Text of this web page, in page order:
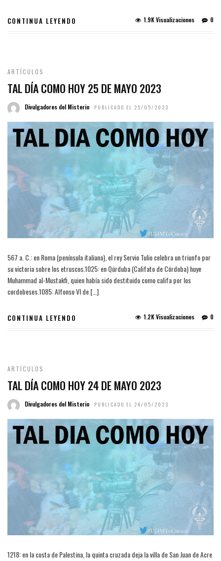
CONTINUA LEYENDO 0
1.9K Visualizaciones
ARTÍCULOS
TAL DÍA COMO HOY 25 DE MAYO 2023
Divulgadores del Misterio PUBLICADO EL 25/05/2023
567 a. C.: en Roma (península italiana), el rey Servio Tulio celebra un triunfo por
su victoria sobre los etruscos.1025: en Qúrduba (Califato de Córdoba) huye
Muhammad al-Mustakfi, quien había sido destituido como califa por los
cordobeses.1085: Alfonso VI de […]
CONTINUA LEYENDO 0
1.2K Visualizaciones
ARTÍCULOS
TAL DÍA COMO HOY 24 DE MAYO 2023
Divulgadores del Misterio PUBLICADO EL 24/05/2023
1218: en la costa de Palestina, la quinta cruzada deja la villa de San Juan de Acre